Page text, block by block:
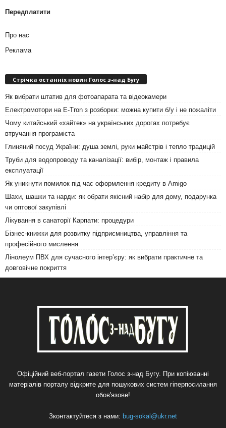
Передплатити
Про нас
Реклама
Стрічка останніх новин Голос з-над Бугу
Як вибрати штатив для фотоапарата та відеокамери
Електромотори на E-Tron з розборки: можна купити б/у і не пожаліти
Чому китайський «хайтек» на українських дорогах потребує
втручання програміста
Глиняний посуд України: душа землі, руки майстрів і тепло традицій
Труби для водопроводу та каналізації: вибір, монтаж і правила
експлуатації
Як уникнути помилок під час оформлення кредиту в Amigo
Шахи, шашки та нарди: як обрати якісний набір для дому, подарунка
чи оптової закупівлі
Лікування в санаторії Карпати: процедури
Бізнес-книжки для розвитку підприємництва, управління та
професійного мислення
Лінолеум ПВХ для сучасного інтер’єру: як вибрати практичне та
довговічне покриття
Офіційний веб-портал газети Голос з-над Бугу. При копіюванні
матеріалів порталу відкрите для пошукових систем гіперпосилання
обов'язове!
Зконтактуйтеся з нами: bug-sokal@ukr.net